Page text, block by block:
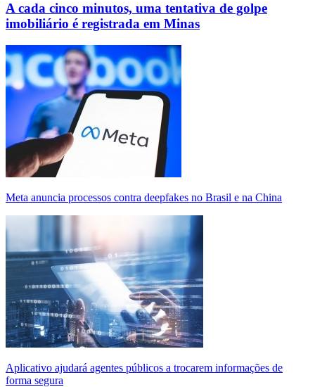
A cada cinco minutos, uma tentativa de golpe
imobiliário é registrada em Minas
Meta anuncia processos contra deepfakes no Brasil e na China
Aplicativo ajudará agentes públicos a trocarem informações de
forma segura